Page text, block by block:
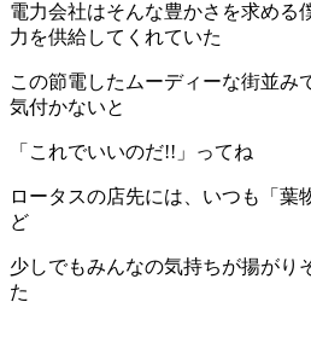
電力会社はそんな豊かさを求める
力を供給してくれていた
この節電したムーディーな街並み
気付かないと
「これでいいのだ!!」ってね
ロータスの店先には、いつも「葉
ど
少しでもみんなの気持ちが揚がり
た